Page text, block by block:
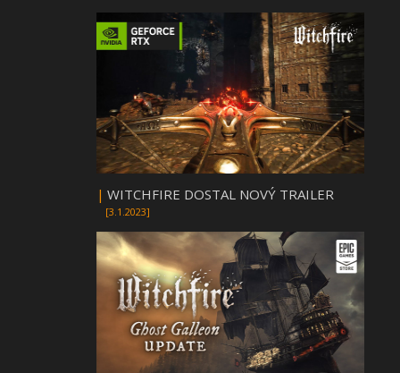
| WITCHFIRE DOSTAL NOVÝ TRAILER
[3.1.2023]